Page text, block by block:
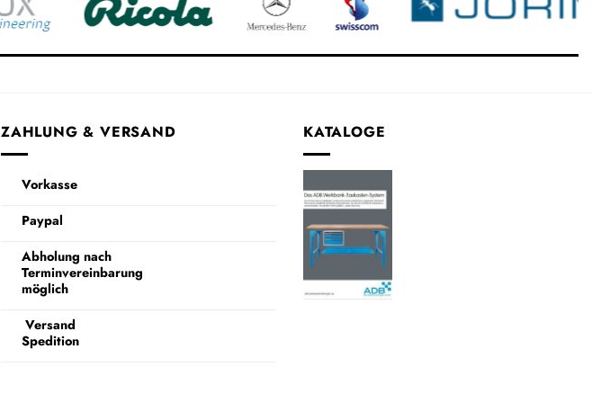
ZAHLUNG & VERSAND
Vorkasse
Paypal
Abholung nach
Terminvereinbarung
möglich
Versand
Spedition
KATALOGE